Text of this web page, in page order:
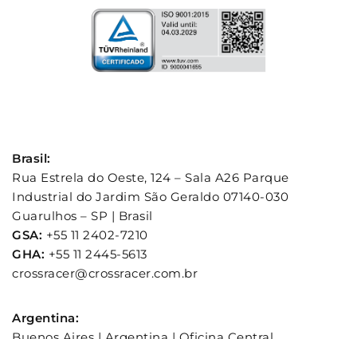
Brasil:
Rua Estrela do Oeste, 124 – Sala A26 Parque
Industrial do Jardim São Geraldo 07140-030
Guarulhos – SP | Brasil
GSA: +55 11 2402-7210
GHA: +55 11 2445-5613
crossracer@crossracer.com.br
Argentina: